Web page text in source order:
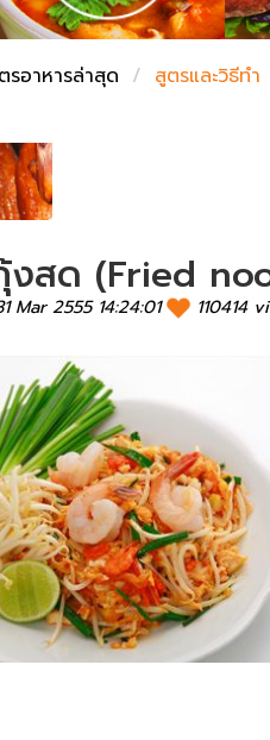
รอาหารล่าสุด สูตรและวิธีทำ
งสด (Fried
Mar 2555 14:24:01 110414